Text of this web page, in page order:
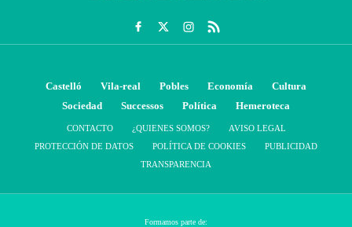
Castelló Vila-real Pobles Economía
Cultura
Sociedad
Successos Política Hemeroteca
CONTACTO ¿QUIENES SOMOS?
AVISO LEGAL
PROTECCIÓN DE DATOS
POLÍTICA DE COOKIES
PUBLICIDAD
TRANSPARENCIA
Formamos parte de: